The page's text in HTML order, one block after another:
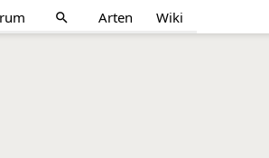
search Arten Wiki